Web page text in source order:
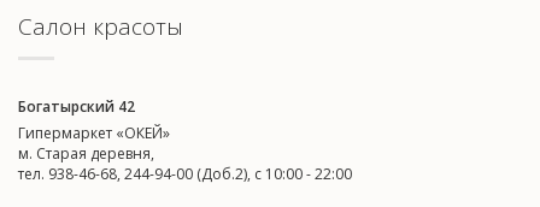
Салон красоты
Богатырский 42
Гипермаркет «ОКЕЙ»
м. Старая деревня,
тел. 938-46-68, 244-94-00 (Доб.2), c 10:00 - 22:00